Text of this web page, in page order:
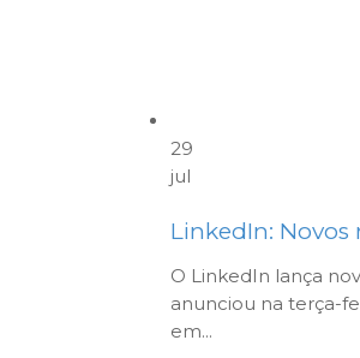
29
jul
LinkedIn: Novos
O LinkedIn lança
anunciou na terça-
em...